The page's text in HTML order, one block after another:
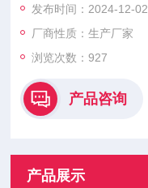
发布时间：2024-12-02
厂商性质：生产厂家
浏览次数：927
产品咨询
产品展示